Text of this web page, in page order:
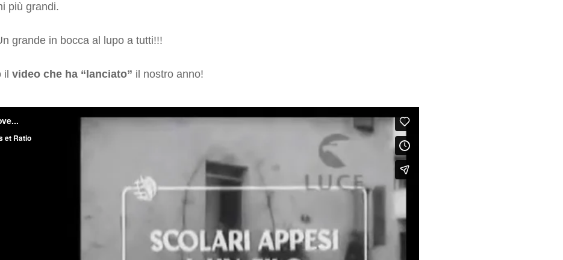
più grandi.
grande in bocca al lupo a tutti!!!
video che ha “lanciato” il nostro anno!